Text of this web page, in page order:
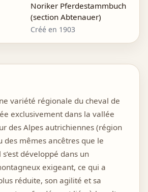
Noriker Pferdestammbuch
(section Abtenauer)
Créé en 1903
variété régionale du cheval de
exclusivement dans la vallée
des Alpes autrichiennes (région
des mêmes ancêtres que le
développé dans un
exigeant, ce qui a
réduite, son agilité et sa